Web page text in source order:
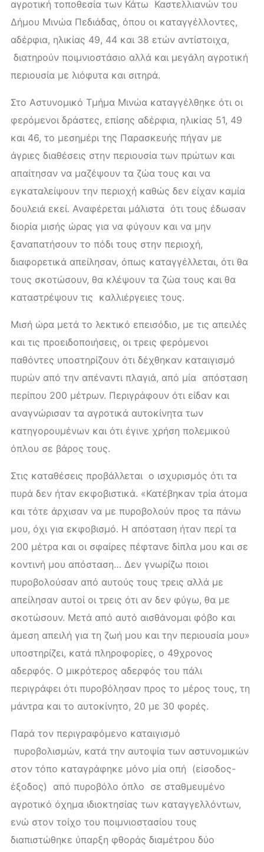
αγροτική τοποθεσία των Κάτω Καστελλιανών του
Δήμου Μινώα Πεδιάδας, όπου οι καταγγέλλοντες,
αδέρφια, ηλικίας 49, 44 και 38 ετών αντίστοιχα,
διατηρούν ποιμνιοστάσιο αλλά και μεγάλη αγροτική
περιουσία με λιόφυτα και σιτηρά.
Στο Αστυνομικό Τμήμα Μινώα καταγγέλθηκε ότι οι
φερόμενοι δράστες, επίσης αδέρφια, ηλικίας 51, 49
και 46, το μεσημέρι της Παρασκευής πήγαν με
άγριες διαθέσεις στην περιουσία των πρώτων και
απαίτησαν να μαζέψουν τα ζώα τους και να
εγκαταλείψουν την περιοχή καθώς δεν είχαν καμία
δουλειά εκεί. Αναφέρεται μάλιστα ότι τους έδωσαν
διορία μισής ώρας για να φύγουν και να μην
ξαναπατήσουν το πόδι τους στην περιοχή,
διαφορετικά απείλησαν, όπως καταγγέλλεται, ότι θα
τους σκοτώσουν, θα κλέψουν τα ζώα τους και θα
καταστρέψουν τις καλλιέργειες τους.
Μισή ώρα μετά το λεκτικό επεισόδιο, με τις απειλές
και τις προειδοποιήσεις, οι τρεις φερόμενοι
παθόντες υποστηρίζουν ότι δέχθηκαν καταιγισμό
πυρών από την απέναντι πλαγιά, από μία απόσταση
περίπου 200 μέτρων. Περιγράφουν ότι είδαν και
αναγνώρισαν τα αγροτικά αυτοκίνητα των
κατηγορουμένων και ότι έγινε χρήση πολεμικού
όπλου σε βάρος τους.
Στις καταθέσεις προβάλλεται ο ισχυρισμός ότι τα
πυρά δεν ήταν εκφοβιστικά. «Κατέβηκαν τρία άτομα
και τότε άρχισαν να με πυροβολούν προς τα πάνω
μου, όχι για εκφοβισμό. Η απόσταση ήταν περί τα
200 μέτρα και οι σφαίρες πέφτανε δίπλα μου και σε
κοντινή μου απόσταση… Δεν γνωρίζω ποιοι
πυροβολούσαν από αυτούς τους τρεις αλλά με
απείλησαν αυτοί οι τρεις ότι αν δεν φύγω, θα με
σκοτώσουν. Μετά από αυτό αισθάνομαι φόβο και
άμεση απειλή για τη ζωή μου και την περιουσία μου»
υποστηρίζει, κατά πληροφορίες, ο 49χρονος
αδερφός. Ο μικρότερος αδερφός του πάλι
περιγράφει ότι πυροβόλησαν προς το μέρος τους, τη
μάντρα και το αυτοκίνητο, 20 με 30 φορές.
Παρά τον περιγραφόμενο καταιγισμό
πυροβολισμών, κατά την αυτοψία των αστυνομικών
στον τόπο καταγράφηκε μόνο μία οπή (είσοδος-
έξοδος) από πυροβόλο όπλο σε σταθμευμένο
αγροτικό όχημα ιδιοκτησίας των καταγγελλόντων,
ενώ στον τοίχο του ποιμνιοστασίου τους
διαπιστώθηκε ύπαρξη φθοράς διαμέτρου δύο